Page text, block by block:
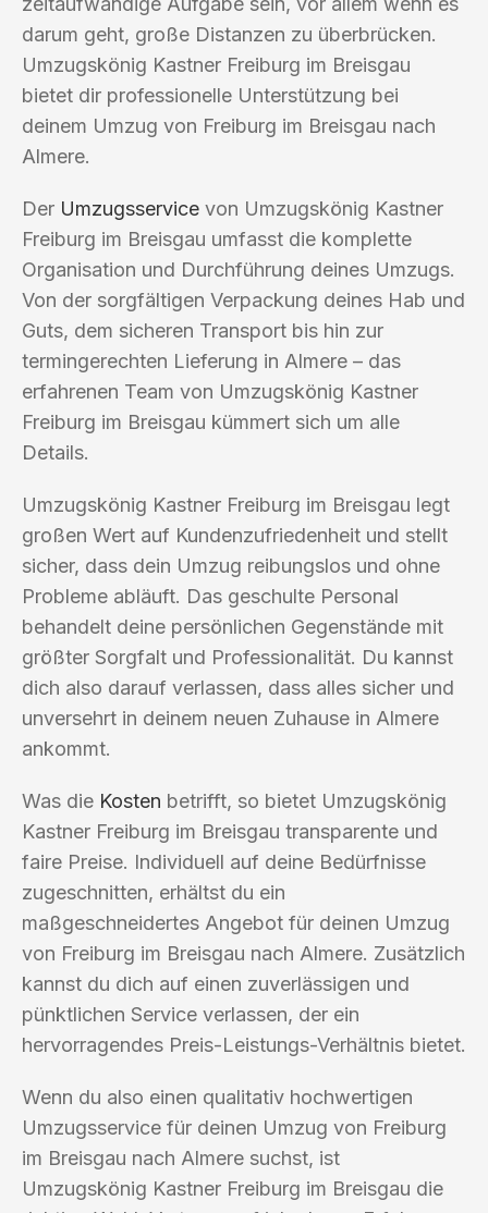
darum geht, große Distanzen zu überbrücken.
Umzugskönig Kastner Freiburg im Breisgau
bietet dir professionelle Unterstützung bei
deinem Umzug von Freiburg im Breisgau nach
Almere.
Der Umzugsservice von Umzugskönig Kastner
Freiburg im Breisgau umfasst die komplette
Organisation und Durchführung deines Umzugs.
Von der sorgfältigen Verpackung deines Hab und
Guts, dem sicheren Transport bis hin zur
termingerechten Lieferung in Almere – das
erfahrenen Team von Umzugskönig Kastner
Freiburg im Breisgau kümmert sich um alle
Details.
Umzugskönig Kastner Freiburg im Breisgau legt
großen Wert auf Kundenzufriedenheit und stellt
sicher, dass dein Umzug reibungslos und ohne
Probleme abläuft. Das geschulte Personal
behandelt deine persönlichen Gegenstände mit
größter Sorgfalt und Professionalität. Du kannst
dich also darauf verlassen, dass alles sicher und
unversehrt in deinem neuen Zuhause in Almere
ankommt.
Was die Kosten betrifft, so bietet Umzugskönig
Kastner Freiburg im Breisgau transparente und
faire Preise. Individuell auf deine Bedürfnisse
zugeschnitten, erhältst du ein
maßgeschneidertes Angebot für deinen Umzug
von Freiburg im Breisgau nach Almere. Zusätzlich
kannst du dich auf einen zuverlässigen und
pünktlichen Service verlassen, der ein
hervorragendes Preis-Leistungs-Verhältnis bietet.
Wenn du also einen qualitativ hochwertigen
Umzugsservice für deinen Umzug von Freiburg
im Breisgau nach Almere suchst, ist
Umzugskönig Kastner Freiburg im Breisgau die